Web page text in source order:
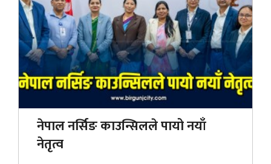
नेपाल नर्सिङ काउन्सिलले पायो नयाँ
नेतृत्व